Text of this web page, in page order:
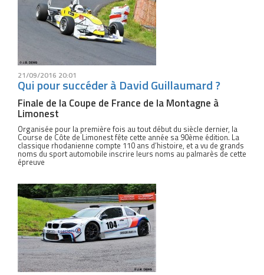
21/09/2016 20:01
Qui pour succéder à David Guillaumard ?
Finale de la Coupe de France de la Montagne à
Limonest
Organisée pour la première fois au tout début du siècle dernier, la
Course de Côte de Limonest fête cette année sa 90ème édition. La
classique rhodanienne compte 110 ans d’histoire, et a vu de grands
noms du sport automobile inscrire leurs noms au palmarès de cette
épreuve